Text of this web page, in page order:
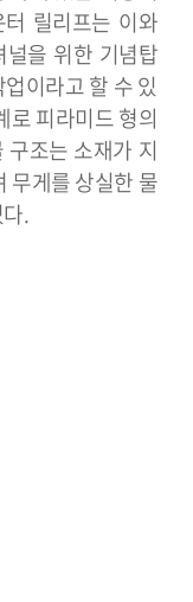
릴리프는 이와
을 위한 기념탑
이라고 할 수 있
로 피라미드 형의
조는 소재가 지
무게를 상실한 물
.